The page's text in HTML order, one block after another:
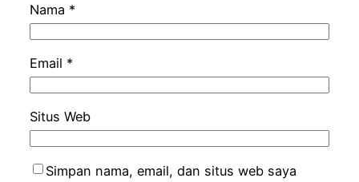
Nama *
Email *
Situs Web
Simpan nama, email, dan situs web saya